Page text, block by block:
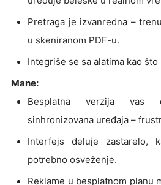
Pretraga je izvanredna –
u skeniranom PDF-u.
Integriše se sa alatima kao
Mane:
Besplatna verzija vas
sinhronizovana uređaja –
Interfejs deluje zastarelo,
potrebno osveženje.
Reklame u besplatnom planu